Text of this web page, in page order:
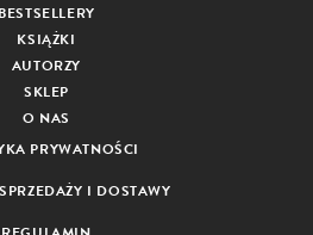
BESTSELLERY
KSIĄŻKI
AUTORZY
SKLEP
O NAS
PRYWATNOŚCI
I DOSTAWY